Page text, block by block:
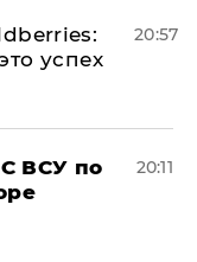
успех
20:57
ВСУ по
20:11